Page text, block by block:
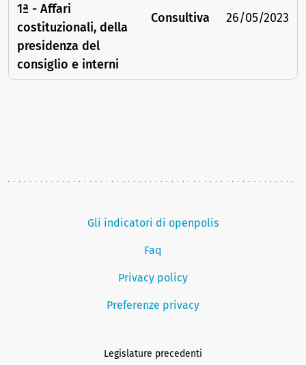
1ª - Affari
costituzionali, della
presidenza del
consiglio e interni
Consultiva 26/05/2023
Gli indicatori di openpolis
Faq
Privacy policy
Preferenze privacy
Legislature precedenti